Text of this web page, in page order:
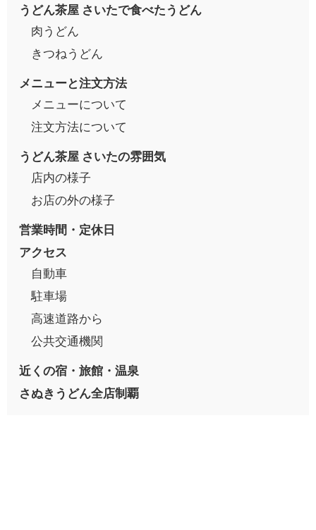
うどん茶屋 さいたで食べたうどん
肉うどん
きつねうどん
メニューと注文方法
メニューについて
注文方法について
うどん茶屋 さいたの雰囲気
店内の様子
お店の外の様子
営業時間・定休日
アクセス
自動車
駐車場
高速道路から
公共交通機関
近くの宿・旅館・温泉
さぬきうどん全店制覇